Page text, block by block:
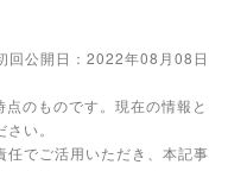
回公開日：2022年08月08日
のものです。現在の情報と
い。
任でご活用いただき、本記事